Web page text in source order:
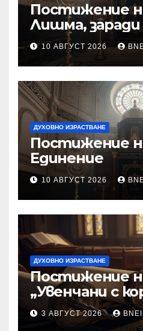
Постижение
Лишма,
10 АВГУСТ 2026
ДУХОВНО ИЗРАСТВАНЕ
Постижение
Единение
10 АВГУСТ 2026
ДУХОВНО ИЗРАСТВАНЕ
Постижение
„Увенчани с
3 АВГУСТ 2026